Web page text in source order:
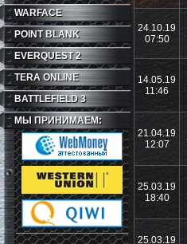
WARFACE
POINT BLANK
EVERQUEST 2
TERA ONLINE
BATTLEFIELD 3
МЫ ПРИНИМАЕМ:
24.10.19
07:50
14.05.19
11:46
21.04.19
12:07
25.03.19
18:40
25.03.19